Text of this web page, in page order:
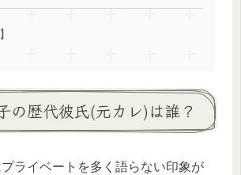
の歴代彼氏(元カレ)は誰？
ライベートを多く語らない印象が